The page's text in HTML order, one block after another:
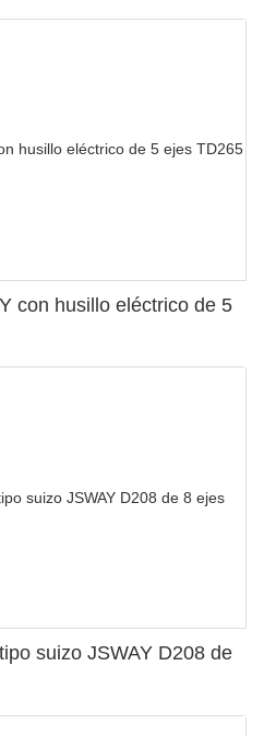
con husillo eléctrico de 5
suizo JSWAY D208 de